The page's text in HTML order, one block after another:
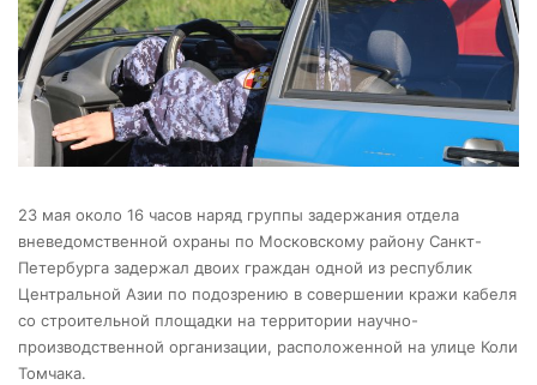
23 мая около 16 часов наряд группы задержания отдела
вневедомственной охраны по Московскому району Санкт-
Петербурга задержал двоих граждан одной из республик
Центральной Азии по подозрению в совершении кражи кабеля
со строительной площадки на территории научно-
производственной организации, расположенной на улице Коли
Томчака.